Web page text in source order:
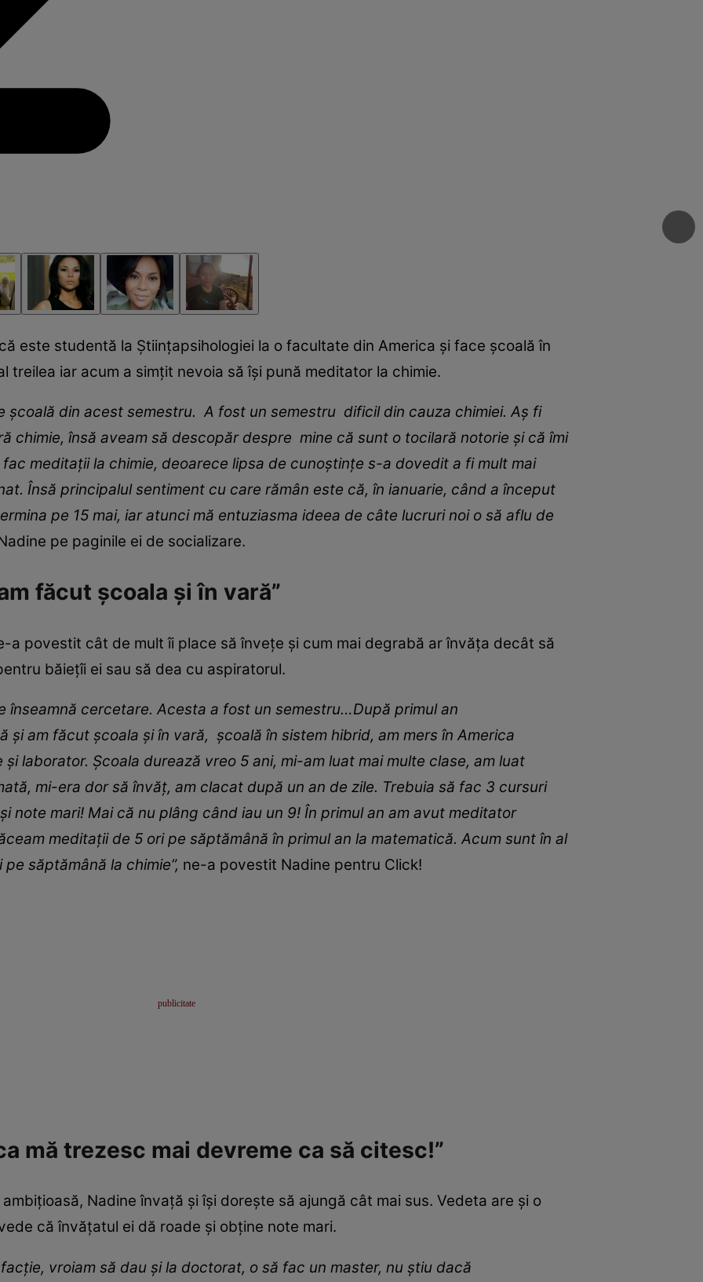
este studentă la Științapsihologiei la o facultate din America și face școală în
treilea iar acum a simțit nevoia să își pună meditator la chimie.
școală din acest semestru. A fost un semestru dificil din cauza chimiei. Aș fi
chimie, însă aveam să descopăr despre mine că sunt o tocilară notorie și că îmi
fac meditații la chimie, deoarece lipsa de cunoștințe s-a dovedit a fi mult mai
Însă principalul sentiment cu care rămân este că, în ianuarie, când a început
a pe 15 mai, iar atunci mă entuziasma ideea de câte lucruri noi o să aflu de
pe paginile ei de socializare.
făcut școala și în vară”
a povestit cât de mult îi place să învețe și cum mai degrabă ar învăța decât să
băiețîi ei sau să dea cu aspiratorul.
înseamnă cercetare. Acesta a fost un semestru…După primul an
și am făcut școala și în vară, școală în sistem hibrid, am mers în America
și laborator. Școala durează vreo 5 ani, mi-am luat mai multe clase, am luat
mi-era dor să învăț, am clacat după un an de zile. Trebuia să fac 3 cursuri
note mari! Mai că nu plâng când iau un 9! În primul an am avut meditator
meditații de 5 ori pe săptămână în primulan la matematică. Acum sunt în al
i pe săptămână la chimie”, ne-a povestit Nadine pentru Click!
mă trezesc mai devreme ca să citesc!”
Nadine învață și își dorește să ajungă cât mai sus. Vedeta are și o
că învățatul ei dă roade și obține note mari.
vroiam să dau și la doctorat, o să fac un master, nu știu dacă